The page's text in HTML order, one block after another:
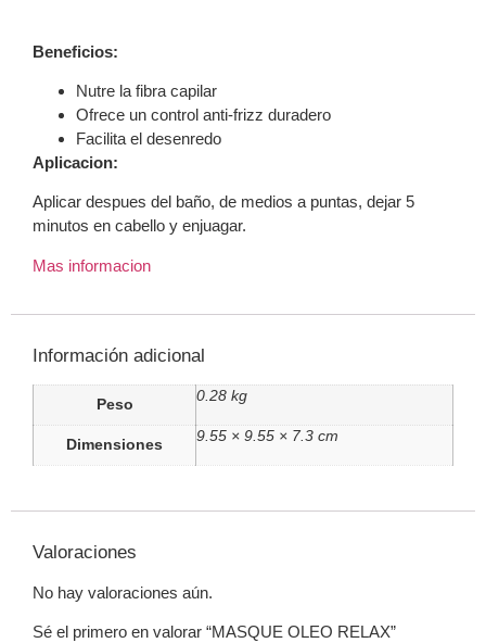
Beneficios:
Nutre la fibra capilar
Ofrece un control anti-frizz duradero
Facilita el desenredo
Aplicacion:
Aplicar despues del baño, de medios a puntas, dejar 5
minutos en cabello y enjuagar.
Mas informacion
Información adicional
Peso
0.28 kg
Dimensiones
9.55 × 9.55 × 7.3 cm
Valoraciones
No hay valoraciones aún.
Sé el primero en valorar “MASQUE OLEO RELAX”